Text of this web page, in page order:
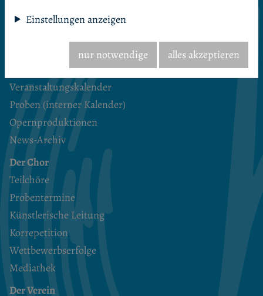
Termine & Aktuelles
Veranstaltungskalender
Proben (interner Kalender)
Opernproduktionen
News-Archiv
Der Chor
Teilchöre
Probentermine
Künstlerische Leitung
Korrepetition
Wettbewerbserfolge
Mediathek
Der Verein
Einstellungen anzeigen
nur notwendige alles akzeptieren